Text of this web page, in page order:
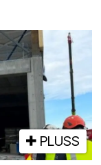
PLUSS